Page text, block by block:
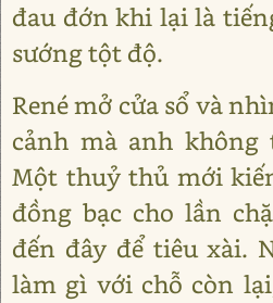
đau đớn khi lại là
sướng tột độ.
René mở cửa sổ và
cảnh mà anh không
Một thuỷ thủ mới
đồng bạc cho lần
đến đây để tiêu xài.
làm gì với chỗ còn